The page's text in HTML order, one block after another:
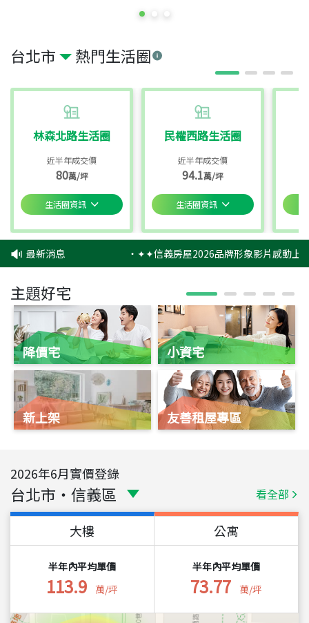
台北市 熱門生活圈
林森北路生活圈
近半年成交價
80萬/坪
生活圈資訊
民權西路生活圈
近半年成交價
94.1萬/坪
生活圈資訊
最新消息 ‧✦✦信義房屋2026品牌形象影片感動上
主題好宅
降價宅
新上架
小資宅
友善租屋專區
2026年6月實價登錄
台北市 ・ 信義區 看全部
大樓
半年內平均單價
113.9 萬/坪
公寓
半年內平均單價
73.77 萬/坪